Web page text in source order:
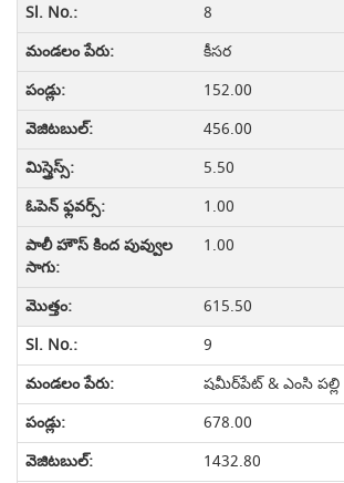
8
కీసర
152.00
456.00
5.50
1.00
1.00
615.50
9
షమీర్‌పేట్ & ఎంసి పల్లి
678.00
1432.80